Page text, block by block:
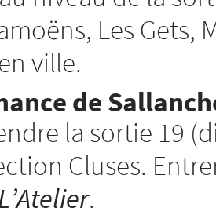
Les Gets,
ville.
de
la sortie 19
Cluses.
.